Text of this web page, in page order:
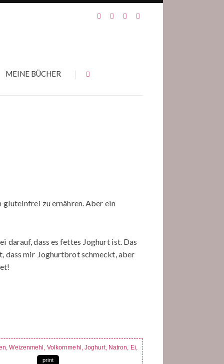
MEINE BÜCHER
zu ernähren. Aber ein
dass es fettes Joghurt ist. Das
dass mir Joghurtbrot schmeckt, aber
print